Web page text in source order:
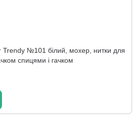
№101 білий, мохер, нитки для
спицями і гачком